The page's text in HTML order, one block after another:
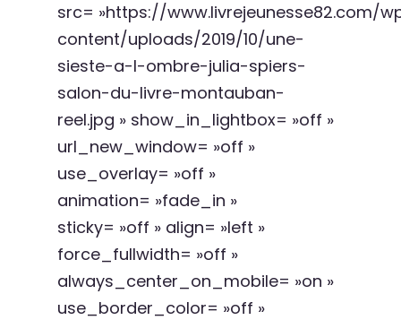
src= »https://www.livrejeunesse82.com/
content/uploads/2019/10/une-
sieste-a-l-ombre-julia-spiers-
salon-du-livre-montauban-
reel.jpg » show_in_lightbox= »off »
url_new_window= »off »
use_overlay= »off »
animation= »fade_in »
sticky= »off » align= »left »
force_fullwidth= »off »
always_center_on_mobile= »on »
use_border_color= »off »